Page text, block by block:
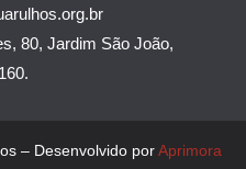
80, Jardim São João,
– Desenvolvido porAprimora